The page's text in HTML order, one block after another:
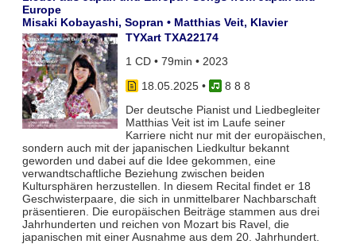
Europe
Misaki Kobayashi, Sopran • Matthias Veit, Klavier
TYXart TXA22174
1 CD • 79min • 2023
18.05.2025•
8 8 8
Der deutsche Pianist und Liedbegleiter
Matthias Veit ist im Laufe seiner
Karriere nicht nur mit der europäischen,
sondern auch mit der japanischen Liedkultur bekannt
geworden und dabei auf die Idee gekommen, eine
verwandtschaftliche Beziehung zwischen beiden
Kultursphären herzustellen. In diesem Recital findet er 18
Geschwisterpaare, die sich in unmittelbarer Nachbarschaft
präsentieren. Die europäischen Beiträge stammen aus drei
Jahrhunderten und reichen von Mozart bis Ravel, die
japanischen mit einer Ausnahme aus dem 20. Jahrhundert.